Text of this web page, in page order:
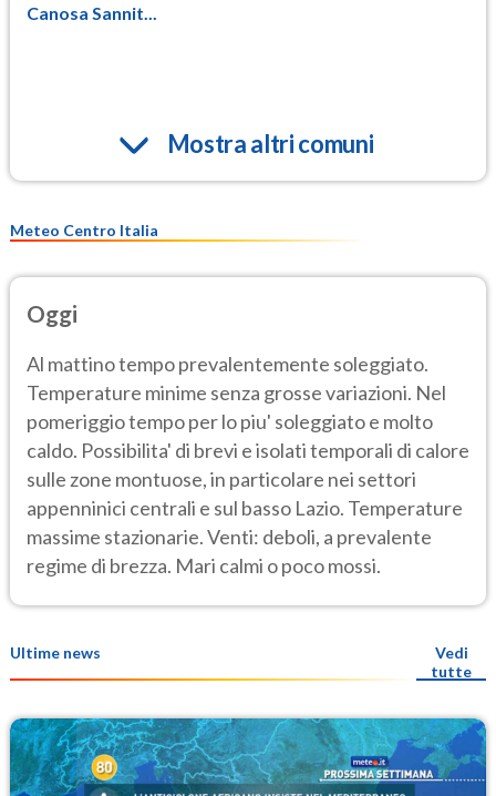
Canosa Sannit...
Mostra altri comuni
Meteo Centro Italia
Oggi
Al mattino tempo prevalentemente soleggiato.
Temperature minime senza grosse variazioni. Nel
pomeriggio tempo per lo piu' soleggiato e molto
caldo. Possibilita' di brevi e isolati temporali di calore
sulle zone montuose, in particolare nei settori
appenninici centrali e sul basso Lazio. Temperature
massime stazionarie. Venti: deboli, a prevalente
regime di brezza. Mari calmi o poco mossi.
Ultime news
Vedi
tutte